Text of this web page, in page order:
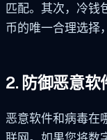
匹配。其次，冷钱
币的唯一合理选择
2. 防御恶意软
恶意软件和病毒在